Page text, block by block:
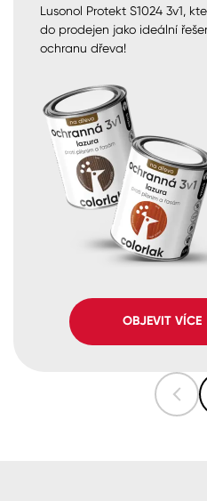
Lusonol Protekt S1024 3v1,
do prodejen jako ideální
ochranu dřeva!
OBJEVIT VÍCE